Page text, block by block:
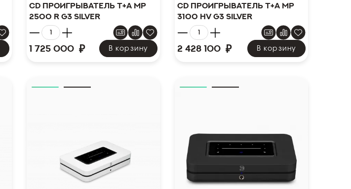
CD проигрыватель T+A MP
2500 R G3 Silver
1 725 000 ₽ В корзину
CD проигрыватель T+A MP
3100 HV G3 Silver
2 428 100 ₽ В корзину